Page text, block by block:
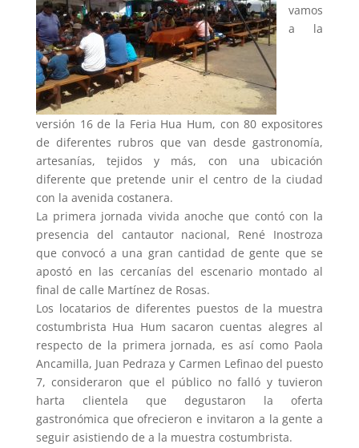
vamos
a la
versión 16 de la Feria Hua Hum, con 80 expositores
de diferentes rubros que van desde gastronomía,
artesanías, tejidos y más, con una ubicación
diferente que pretende unir el centro de la ciudad
con la avenida costanera.
La primera jornada vivida anoche que contó con la
presencia del cantautor nacional, René Inostroza
que convocó a una gran cantidad de gente que se
apostó en las cercanías del escenario montado al
final de calle Martínez de Rosas.
Los locatarios de diferentes puestos de la muestra
costumbrista Hua Hum sacaron cuentas alegres al
respecto de la primera jornada, es así como Paola
Ancamilla, Juan Pedraza y Carmen Lefinao del puesto
7, consideraron que el público no falló y tuvieron
harta clientela que degustaron la oferta
gastronómica que ofrecieron e invitaron a la gente a
seguir asistiendo de a la muestra costumbrista.